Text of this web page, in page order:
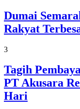
Dumai
Rakyat
3
Tagih
PT Akusara
Hari